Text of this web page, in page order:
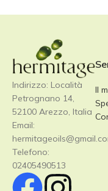
Indirizzo: Località
Petrognano 14,
52100 Arezzo, Italia
Email:
Telefono:
02405490513
Il